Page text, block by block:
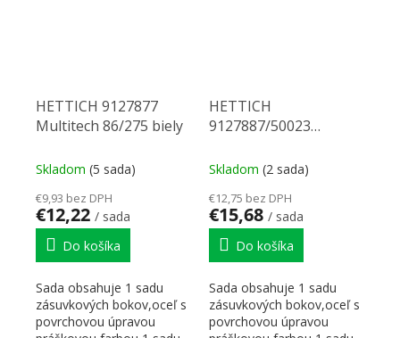
HETTICH 9127877
Multitech 86/275 biely
Skladom (5 sada)
€9,93 bez DPH
€12,22 / sada
Do košíka
Sada obsahuje 1 sadu
zásuvkových bokov,oceľ s
povrchovou úpravou
HETTICH
9127887/50023
Skladom (2 sada)
€12,75 bez DPH
€15,68 / sada
Do košíka
Sada obsahuje 1 sadu
zásuvkových bokov,oceľ s
povrchovou úpravou